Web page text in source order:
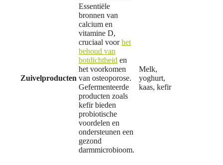
Zuivelproducten
Essentiële
bronnen van
calcium en
vitamine D,
cruciaal voorhet
behoud van
botdichtheid en
het voorkomen
van osteoporose.
Gefermenteerde
producten zoals
kefir bieden
probiotische
voordelen en
ondersteunen een
gezond
darmmicrobioom.
Melk,
yoghurt,
kaas, kefir